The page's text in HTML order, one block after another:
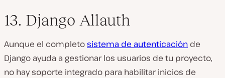
13. Django Allauth
Aunque el completosistema de autenticación de
Django ayuda a gestionar los usuarios de tu proyecto,
no hay soporte integrado para habilitar inicios de